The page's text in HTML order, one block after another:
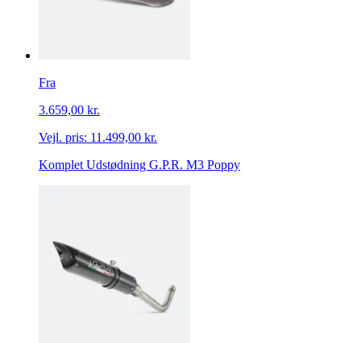
Fra
3.659,00 kr.
Vejl. pris: 11.499,00 kr.
Komplet Udstødning G.P.R. M3 Poppy